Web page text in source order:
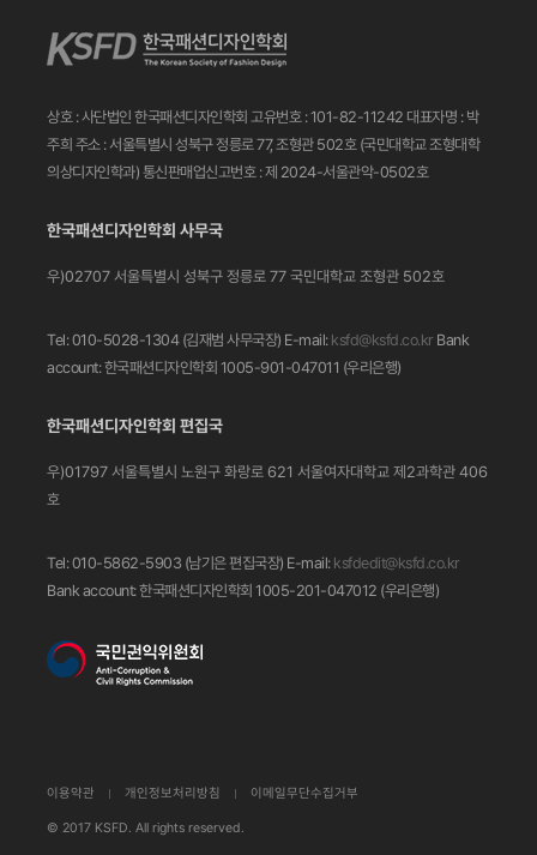
상호 : 사단법인 한국패션디자인학회 고유번호 : 101-82-11242 대표자명 : 박
주희 주소 : 서울특별시 성북구 정릉로 77, 조형관 502호 (국민대학교 조형대학
의상디자인학과) 통신판매업신고번호 : 제 2024-서울관악-0502호
한국패션디자인학회 사무국
우)02707 서울특별시 성북구 정릉로 77 국민대학교 조형관 502호
Tel: 010-5028-1304 (김재범 사무국장) E-mail: ksfd@ksfd.co.kr Bank
account: 한국패션디자인학회 1005-901-047011 (우리은행)
한국패션디자인학회 편집국
우)01797 서울특별시 노원구 화랑로 621 서울여자대학교 제2과학관 406
호
Tel: 010-5862-5903 (남기은 편집국장) E-mail: ksfdedit@ksfd.co.kr
Bank account: 한국패션디자인학회 1005-201-047012 (우리은행)
이용약관 개인정보처리방침 이메일무단수집거부
© 2017 KSFD. All rights reserved.